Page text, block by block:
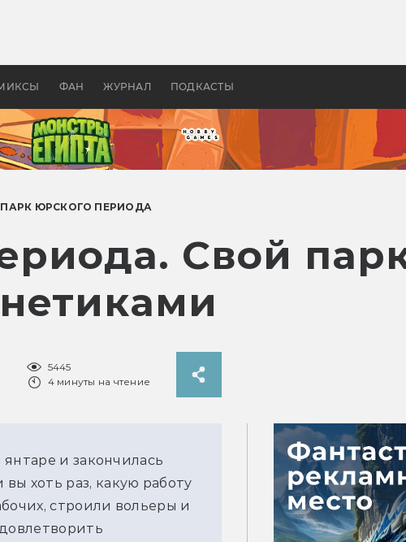
ФАН ЖУРНАЛ ПОДКАСТЫ
Древней Грецией
Ктулху и не
ПАРК ЮРСКОГО ПЕРИОДА
Свой
5445
4 минуты на чтение
и закончилась
хоть раз, какую работу
строили вольеры и